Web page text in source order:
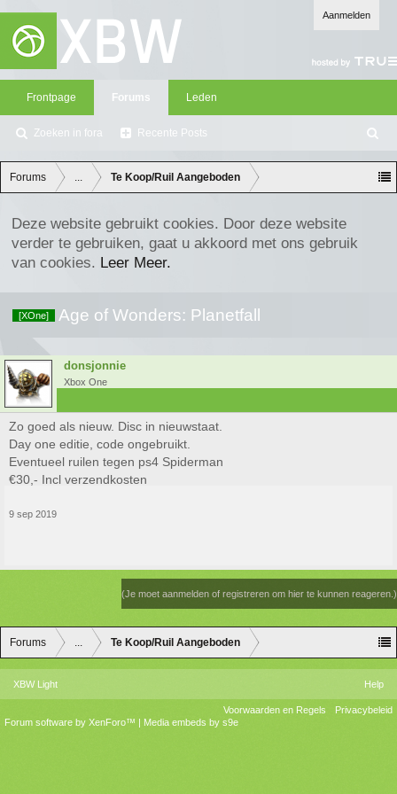
Aanmelden
Frontpage Forums
Zoeken in fora Recente Posts
Leden
oe
ke
n
Forums ... Te Koop/Ruil Aangeboden
Deze website gebruikt cookies. Door deze website
verder te gebruiken, gaat u akkoord met ons gebruik
van cookies. Leer Meer.
[XOne] Age of Wonders: Planetfall
donsjonnie
Xbox One
Zo goed als nieuw. Disc in nieuwstaat.
Day one editie, code ongebruikt.
Eventueel ruilen tegen ps4 Spiderman
€30,- Incl verzendkosten
9 sep 2019
(Je moet aanmelden of registreren om hier te kunnen reageren.)
Forums ... Te Koop/Ruil Aangeboden
XBW Light Help
Voorwaarden en Regels
Privacybeleid
Forum software by XenForo™ | Media embeds by s9e